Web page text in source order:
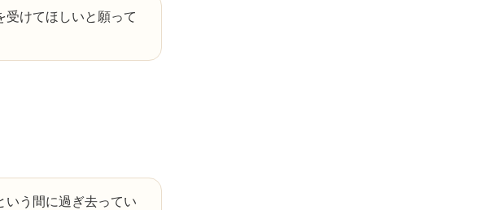
受けてほしいと願って
いう間に過ぎ去ってい